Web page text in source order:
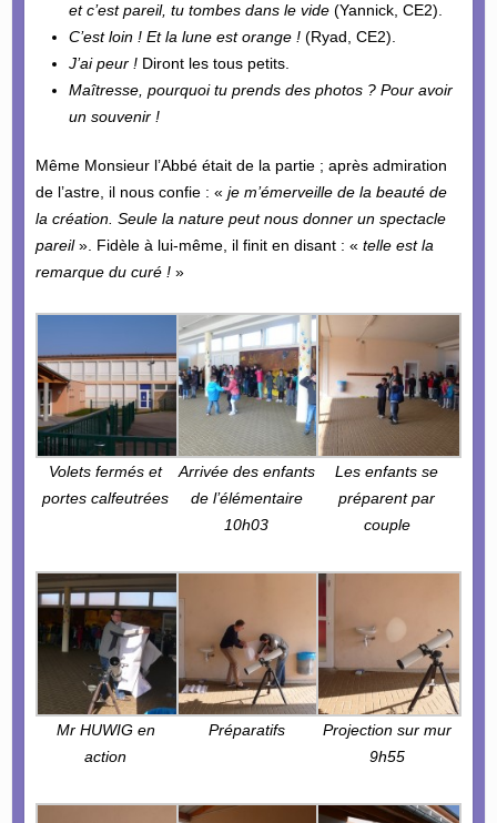
et c’est pareil, tu tombes dans le vide(Yannick, CE2).
C’est loin ! Et la lune est orange !(Ryad, CE2).
J’ai peur !Diront les tous petits.
Maîtresse, pourquoi tu prends des photos ? Pour avoir
un souvenir !
Même Monsieur l’Abbé était de la partie ; après admiration
de l’astre, il nous confie : « je m’émerveille de la beauté de
la création. Seule la nature peut nous donner un spectacle
pareil». Fidèle à lui-même, il finit en disant : « telle est la
remarque du curé ! »
Volets fermés et
portes calfeutrées
Arrivée des enfants
de l’élémentaire
10h03
Les enfants se
préparent par
couple
Mr HUWIG en
action
Préparatifs
Projection sur mur
9h55